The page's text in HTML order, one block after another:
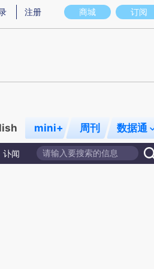
实意图存在偏差。不代表财新观点和立场。
商城 订阅
注册
mini+ 周刊 数据通
讣闻